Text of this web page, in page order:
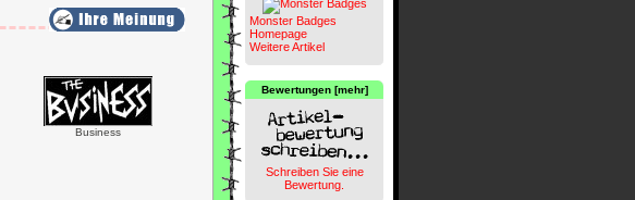
Monster Badges
Homepage
Weitere Artikel
Bewertungen [mehr]
Schreiben Sie eine
Bewertung.
Business